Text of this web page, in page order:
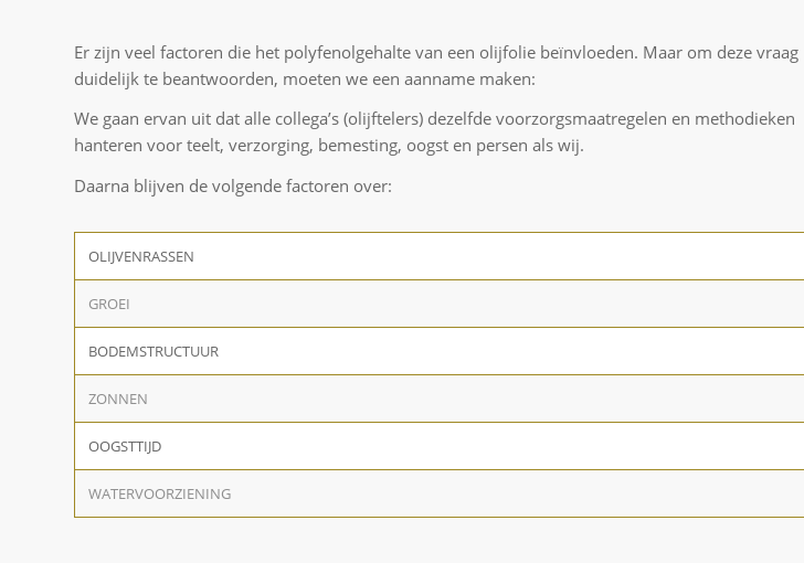
Er zijn veel factoren die het polyfenolgehalte van een olijfolie beïnvloeden. Maar om deze vraag
duidelijk te beantwoorden, moeten we een aanname maken:
We gaan ervan uit dat alle collega’s (olijftelers) dezelfde voorzorgsmaatregelen en methodieken
hanteren voor teelt, verzorging, bemesting, oogst en persen als wij.
Daarna blijven de volgende factoren over:
OLIJVENRASSEN
GROEI
BODEMSTRUCTUUR
ZONNEN
OOGSTTIJD
WATERVOORZIENING